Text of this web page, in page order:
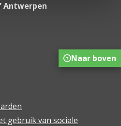
Antwerpen
gebruik van sociale
Naar boven